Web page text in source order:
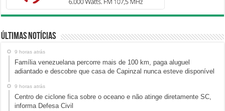
Últimas Notícias
9 horas atrás
Família venezuelana percorre mais de 100 km, paga aluguel
adiantado e descobre que casa de Capinzal nunca esteve disponível
9 horas atrás
Centro de ciclone fica sobre o oceano e não atinge diretamente SC,
informa Defesa Civil